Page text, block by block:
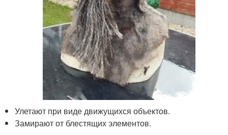
Улетают при виде движущихся объектов.
Замирают от блестящих элементов.